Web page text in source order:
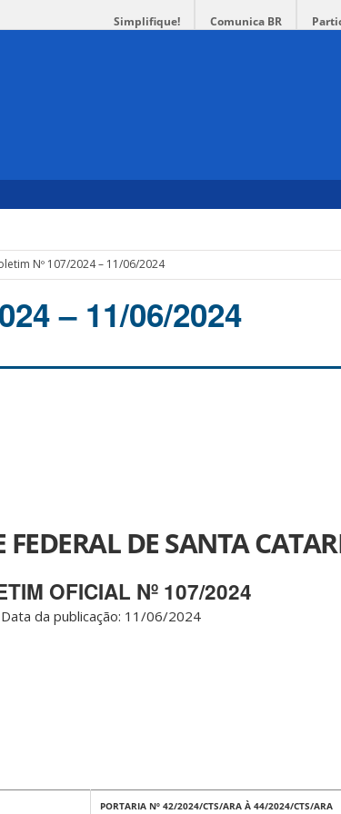
Simplifique! Comunica BR
Nº 107/2024 – 11/06/2024
– 11/06/2024
DE SANTA
OFICIAL Nº 107/2024
Data da publicação: 11/06/2024
PORTARIA Nº 42/2024/CTS/ARA À 44/2024/CTS/ARA